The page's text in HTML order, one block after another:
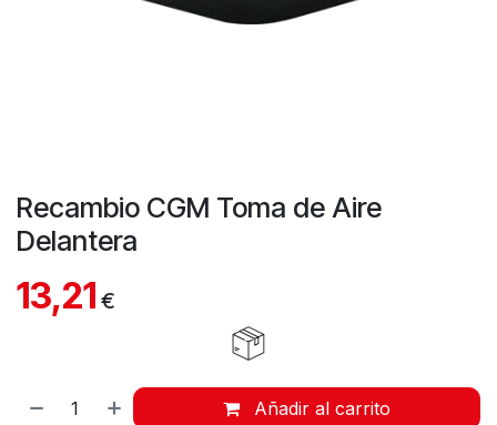
Recambio CGM Toma de Aire
Delantera
13,21 €
Añadir al carrito